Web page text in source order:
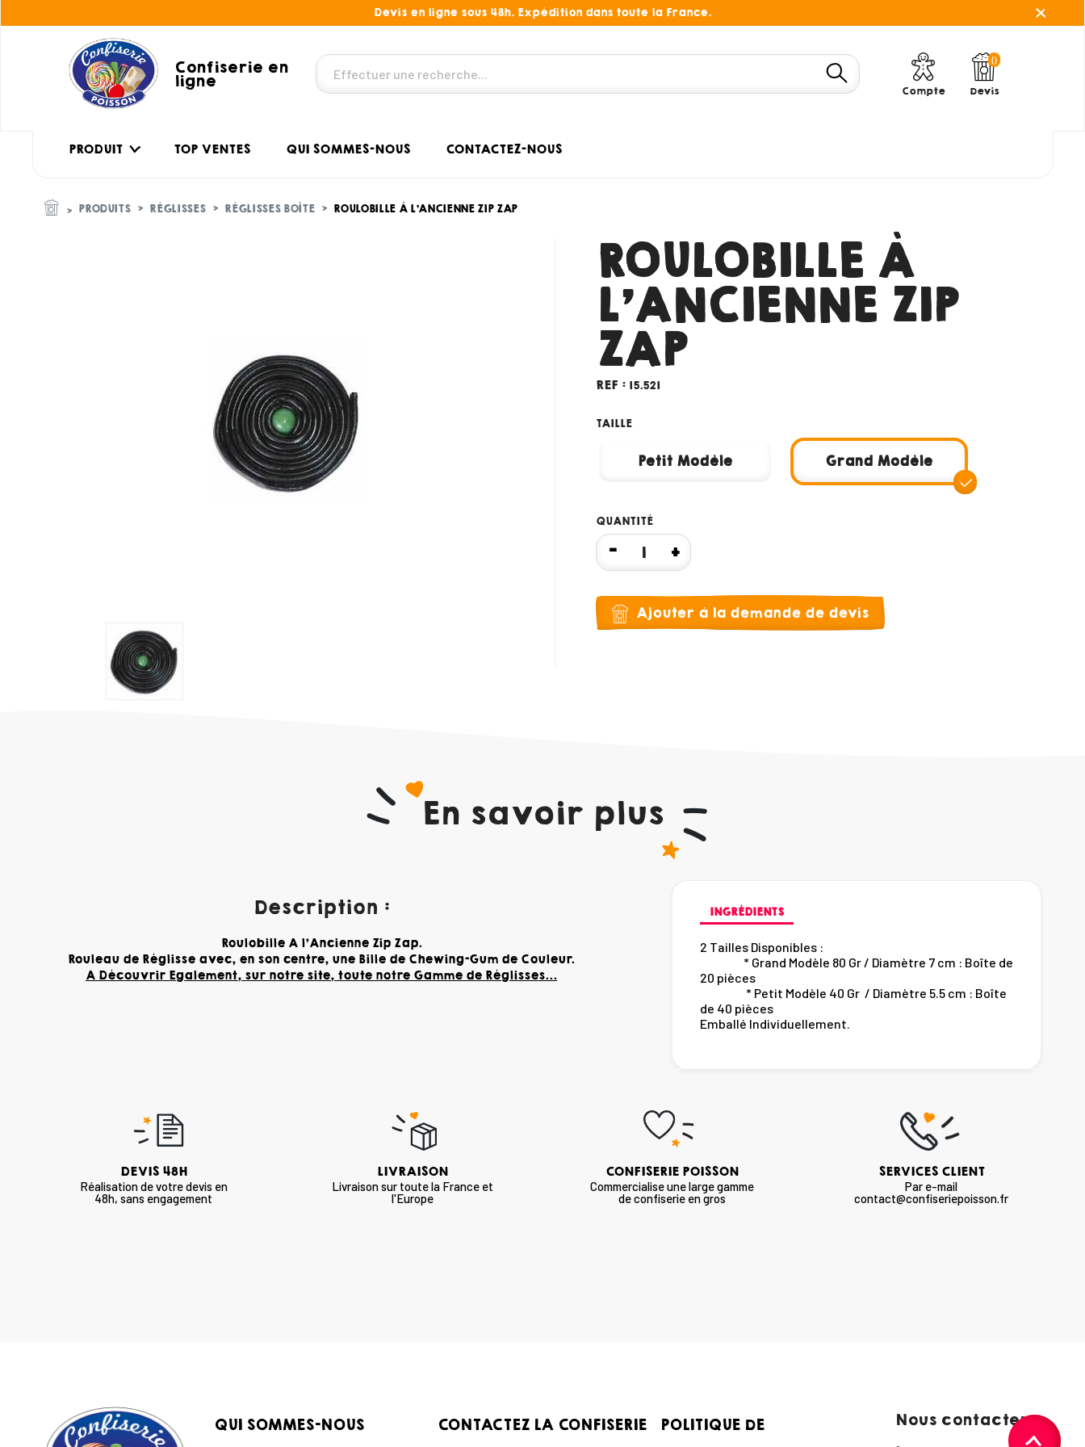
Devis en ligne sous 48h. Expédition dans toute la France.
Confiserie en
ligne Compte
0
Devis
PRODUIT TOP VENTES QUI SOMMES-NOUS CONTACTEZ-NOUS
PRODUITS RÉGLISSES RÉGLISSES BOÎTE ROULOBILLE À L'ANCIENNE ZIP ZAP
ROULOBILLE À
L'ANCIENNE ZIP
ZAP
REF : 15.521
TAILLE
Petit Modèle Grand Modèle
QUANTITÉ
Ajouter à la demande de devis
En savoir plus
Description :
Roulobille A l'Ancienne Zip Zap.
Rouleau de Réglisse avec, en son centre, une Bille de Chewing-Gum de Couleur.
A Découvrir Egalement, sur notre site, toute notre Gamme de Réglisses...
INGRÉDIENTS
2 Tailles Disponibles :
* Grand Modèle 80 Gr / Diamètre 7 cm : Boîte de
20 pièces
* Petit Modèle 40 Gr / Diamètre 5.5 cm : Boîte
de 40 pièces
Emballé Individuellement.
DEVIS 48H
Réalisation de votre devis en
48h, sans engagement
LIVRAISON
Livraison sur toute la France et
l'Europe
CONFISERIE POISSON
Commercialise une large gamme
de confiserie en gros
SERVICES CLIENT
Par e-mail
contact@confiseriepoisson.fr
QUI SOMMES-NOUS CONTACTEZ LA CONFISERIE POLITIQUE DE Nous contacter :